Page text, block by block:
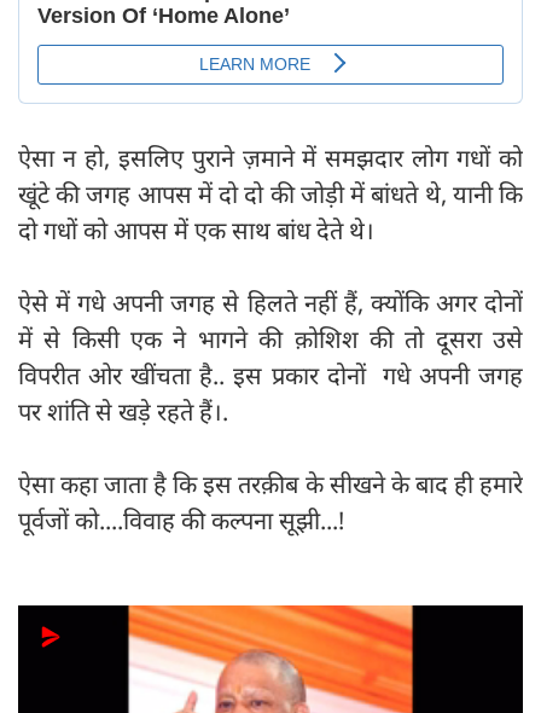
ऐसा न हो, इसलिए पुराने ज़माने में समझदार लोग गधों को
खूंटे की जगह आपस में दो दो की जोड़ी में बांधते थे, यानी कि
दो गधों को आपस में एक साथ बांध देते थे।
ऐसे में गधे अपनी जगह से हिलते नहीं हैं, क्योंकि अगर दोनों
में से किसी एक ने भागने की क़ोशिश की तो दूसरा उसे
विपरीत ओर खींचता है.. इस प्रकार दोनों गधे अपनी जगह
पर शांति से खड़े रहते हैं।.
ऐसा कहा जाता है कि इस तरक़ीब के सीखने के बाद ही हमारे
पूर्वजों को....विवाह की कल्पना सूझी...!